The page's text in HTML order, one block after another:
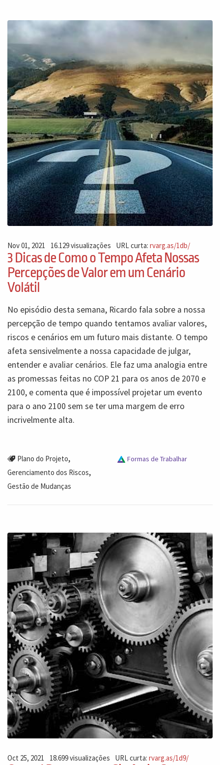
Nov 01, 2021 16.129 visualizações URL curta:rvarg.as/1db/
3 Dicas de Como o Tempo Afeta Nossas
Percepções de Valor em um Cenário
Volátil
No episódio desta semana, Ricardo fala sobre a nossa
percepção de tempo quando tentamos avaliar valores,
riscos e cenários em um futuro mais distante. O tempo
afeta sensivelmente a nossa capacidade de julgar,
entender e avaliar cenários. Ele faz uma analogia entre
as promessas feitas no COP 21 para os anos de 2070 e
2100, e comenta que é impossível projetar um evento
para o ano 2100 sem se ter uma margem de erro
incrivelmente alta.
Plano do Projeto,
Gerenciamento dos Riscos,
Gestão de Mudanças
Formas de Trabalhar
Oct 25, 2021 18.699 visualizações URL curta:rvarg.as/1d9/